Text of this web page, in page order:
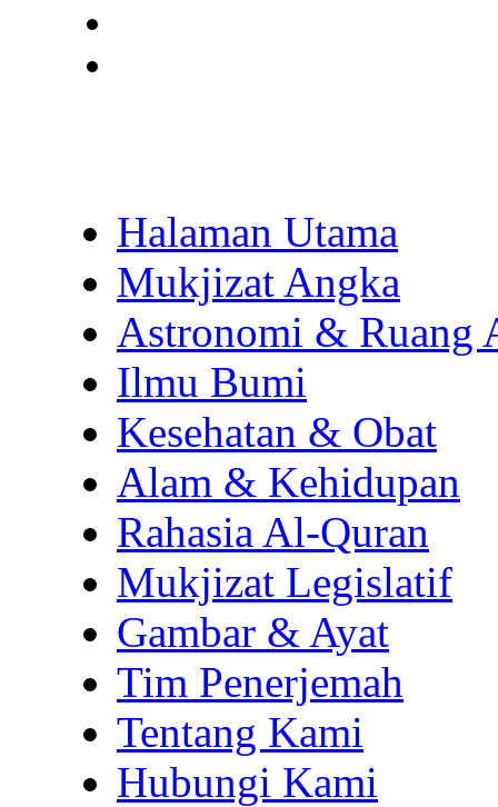
Halaman Utama
Mukjizat Angka
Astronomi & Ruang
Ilmu Bumi
Kesehatan & Obat
Alam & Kehidupan
Rahasia Al-Quran
Mukjizat Legislatif
Gambar & Ayat
Tim Penerjemah
Tentang Kami
Hubungi Kami